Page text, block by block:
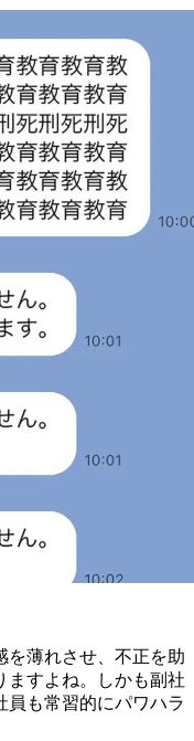
を薄れさせ、不正を助
ますよね。しかも副社
員も常習的にパワハラ